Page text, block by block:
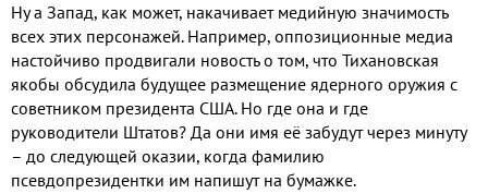
Ну а Запад, как может, накачивает медийную значимость
всех этих персонажей. Например, оппозиционные медиа
настойчиво продвигали новость о том, что Тихановская
якобы обсудила будущее размещение ядерного оружия с
советником президента США. Но где она и где
руководители Штатов? Да они имя её забудут через минуту
– до следующей оказии, когда фамилию
псевдопрезидентки им напишут на бумажке.